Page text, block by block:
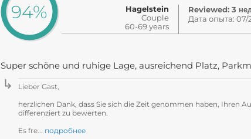
94%
Hagelstein
Couple
60-69 years
Reviewed: 3
Дата опыта: 07/
Super schöne und ruhige Lage, ausreichend Platz,
Lieber Gast,
herzlichen Dank, dass Sie sich die Zeit genommen haben, Ihren
differenziert zu bewerten.
Es fre... подробнее